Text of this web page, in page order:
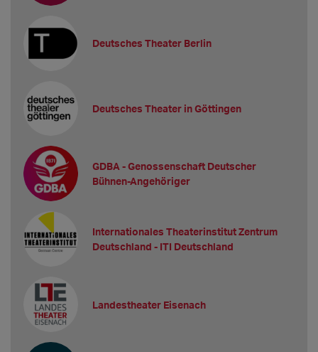
Deutsches Theater Berlin
Deutsches Theater in Göttingen
GDBA - Genossenschaft Deutscher
Bühnen-Angehöriger
Internationales Theaterinstitut Zentrum
Deutschland - ITI Deutschland
Landestheater Eisenach